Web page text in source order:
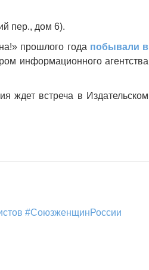
пер., дом 6).
прошлого года побывали в
информационного агентства
ждет встреча в Издательском
#СоюзженщинРоссии